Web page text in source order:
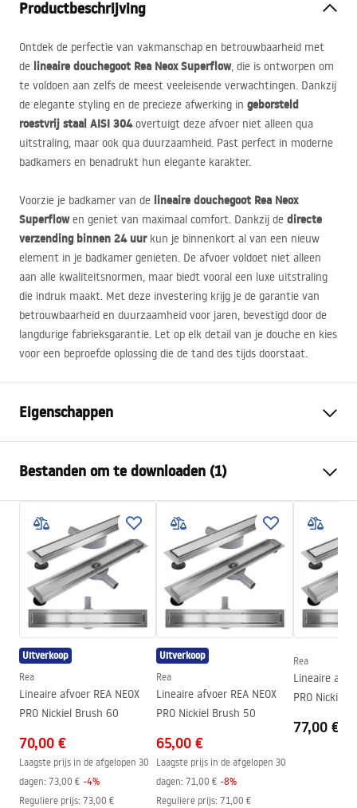
Productbeschrijving
Ontdek de perfectie van vakmanschap en betrouwbaarheid met
de lineaire douchegoot Rea Neox Superflow, die is ontworpen om
te voldoen aan zelfs de meest veeleisende verwachtingen. Dankzij
de elegante styling en de precieze afwerking in geborsteld
roestvrij staal AISI 304overtuigt deze afvoer niet alleen qua
uitstraling, maar ook qua duurzaamheid. Past perfect in moderne
badkamers en benadrukt hun elegante karakter.
Voorzie je badkamer van de lineaire douchegoot Rea Neox
Superflowen geniet van maximaal comfort. Dankzij de directe
verzending binnen 24 uurkun je binnenkort al van een nieuw
element in je badkamer genieten. De afvoer voldoet niet alleen
aan alle kwaliteitsnormen, maar biedt vooral een luxe uitstraling
die indruk maakt. Met deze investering krijg je de garantie van
betrouwbaarheid en duurzaamheid voor jaren, bevestigd door de
langdurige fabrieksgarantie. Let op elk detail van je douche en kies
voor een beproefde oplossing die de tand des tijds doorstaat.
Eigenschappen
Sifontype:
laag 360°
Lengte van de afvoer (cm)
60
Afvoermateriaal
Roestvrij staal AISI 304
Kleur
Geborsteld staal
Rooster
Omkeerbare 2-in-1
Bandbreedte
0,45 l/s
Coating
Nano Flex
Garantie
120 maanden voor
staalconstructie, 24 maanden
voor andere onderdelen
Bestanden om te downloaden (1)
Montagehandleiding
LINEAR-3.pdf
Uitverkoop
Rea
Lineaire afvoer REA NEOX
PRO Nickiel Brush 60
70,00 €
Laagste prijs in de afgelopen 30
dagen: 73,00 € -4%
Reguliere prijs: 73,00 €
Uitverkoop
Rea
Lineaire afvoer REA NEOX
PRO Nickiel Brush 50
65,00 €
Laagste prijs in de afgelopen 30
dagen: 71,00 € -8%
Reguliere prijs: 71,00 €
Rea
Lineaire
PRO Nickiel
77,00 €